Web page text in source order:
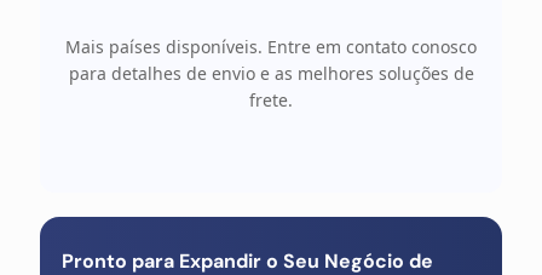
Mais países disponíveis. Entre em contato conosco
para detalhes de envio e as melhores soluções de
frete.
Pronto para Expandir o Seu Negócio de